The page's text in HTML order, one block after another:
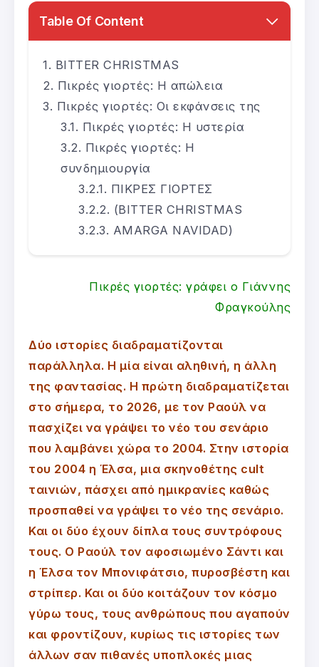
Table Of Content
BITTER CHRISTMAS
Πικρές γιορτές: Η απώλεια
Πικρές γιορτές: Οι εκφάνσεις της
Πικρές γιορτές: Η υστερία
Πικρές γιορτές: Η
συνδημιουργία
ΠΙΚΡΕΣ ΓΙΟΡΤΕΣ
(BITTER CHRISTMAS
AMARGA NAVIDAD)
Πικρές γιορτές: γράφει ο Γιάννης
Φραγκούλης
Δύο ιστορίες διαδραματίζονται
παράλληλα. Η μία είναι αληθινή, η άλλη
της φαντασίας. Η πρώτη διαδραματίζεται
στο σήμερα, το 2026, με τον Ραούλ να
πασχίζει να γράψει το νέο του σενάριο
που λαμβάνει χώρα το 2004. Στην ιστορία
του 2004 η Έλσα, μια σκηνοθέτης cult
ταινιών, πάσχει από ημικρανίες καθώς
προσπαθεί να γράψει το νέο της σενάριο.
Και οι δύο έχουν δίπλα τους συντρόφους
τους. Ο Ραούλ τον αφοσιωμένο Σάντι και
η Έλσα τον Μπονιφάτσιο, πυροσβέστη και
στρίπερ. Και οι δύο κοιτάζουν τον κόσμο
γύρω τους, τους ανθρώπους που αγαπούν
και φροντίζουν, κυρίως τις ιστορίες των
άλλων σαν πιθανές υποπλοκές μιας